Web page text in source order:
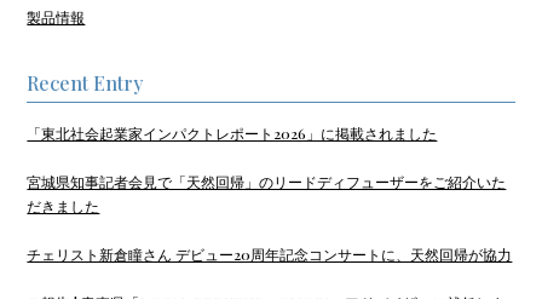
製品情報
Recent Entry
「東北社会起業家インパクトレポート2026」に掲載されました
宮城県知事記者会見で「天然回帰」のリードディフューザーをご紹介いた
だきました
チェリスト新倉瞳さん デビュー20周年記念コンサートに、天然回帰が協力